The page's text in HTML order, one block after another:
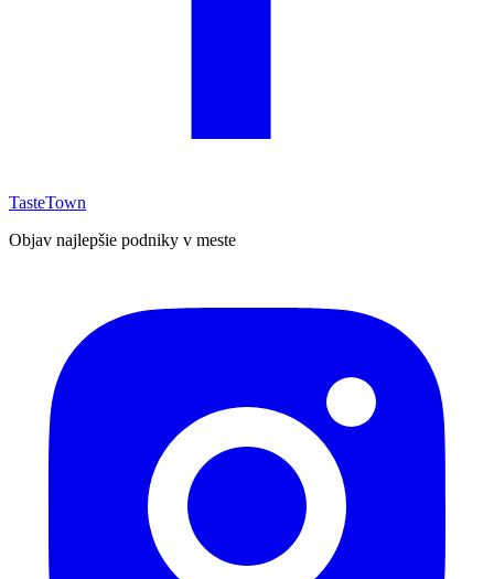
TasteTown
Objav najlepšie podniky v meste